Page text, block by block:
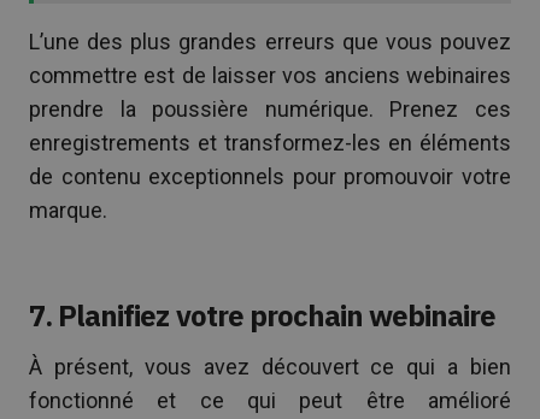
L’une des plus grandes erreurs que vous pouvez
commettre est de laisser vos anciens webinaires
prendre la poussière numérique. Prenez ces
enregistrements et transformez-les en éléments
de contenu exceptionnels pour promouvoir votre
marque.
7. Planifiez votre prochain webinaire
À présent, vous avez découvert ce qui a bien
fonctionné et ce qui peut être amélioré